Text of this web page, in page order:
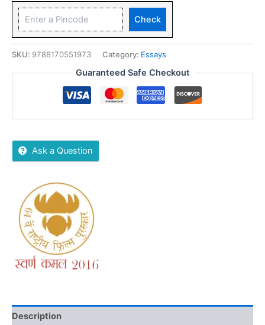
Check
SKU: 9788170551973 Category: Essays
Guaranteed Safe Checkout
Ask a Question
Description